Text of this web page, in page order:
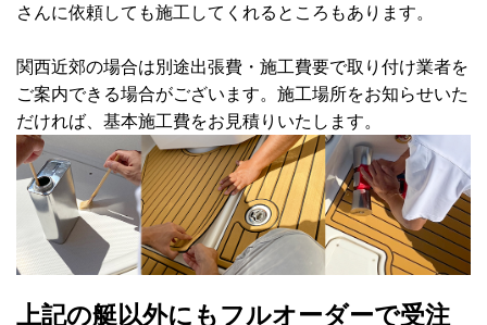
さんに依頼しても施工してくれるところもあります。
関西近郊の場合は別途出張費・施工費要で取り付け業者を
ご案内できる場合がございます。施工場所をお知らせいた
だければ、基本施工費をお見積りいたします。
上記の艇以外にもフルオーダーで受注